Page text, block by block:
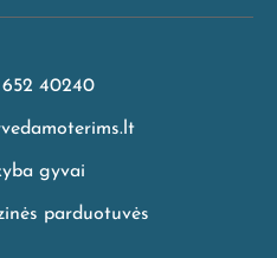
652 40240
gyvai
parduotuvės